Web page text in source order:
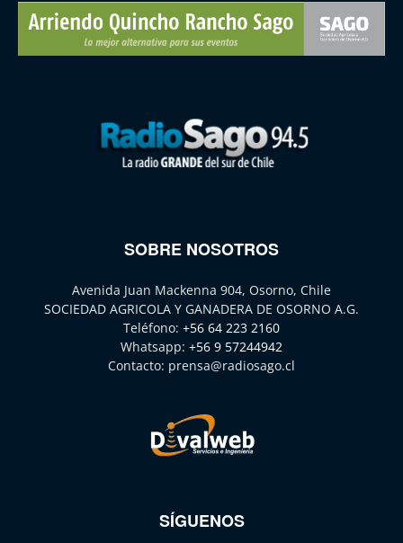
SOBRE NOSOTROS
Avenida Juan Mackenna 904, Osorno, Chile
SOCIEDAD AGRICOLA Y GANADERA DE OSORNO A.G.
Teléfono: +56 64 223 2160
Whatsapp: +56 9 57244942
Contacto: prensa@radiosago.cl
SÍGUENOS